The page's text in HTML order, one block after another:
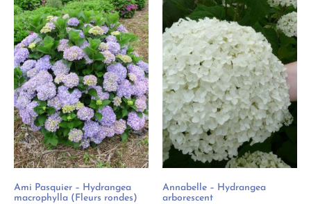
Ami Pasquier – Hydrangea
macrophylla (Fleurs rondes)
Annabelle – Hydrangea
arborescent